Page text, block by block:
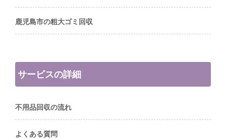
鹿児島市の粗大ゴミ回収
サービスの詳細
不用品回収の流れ
よくある質問